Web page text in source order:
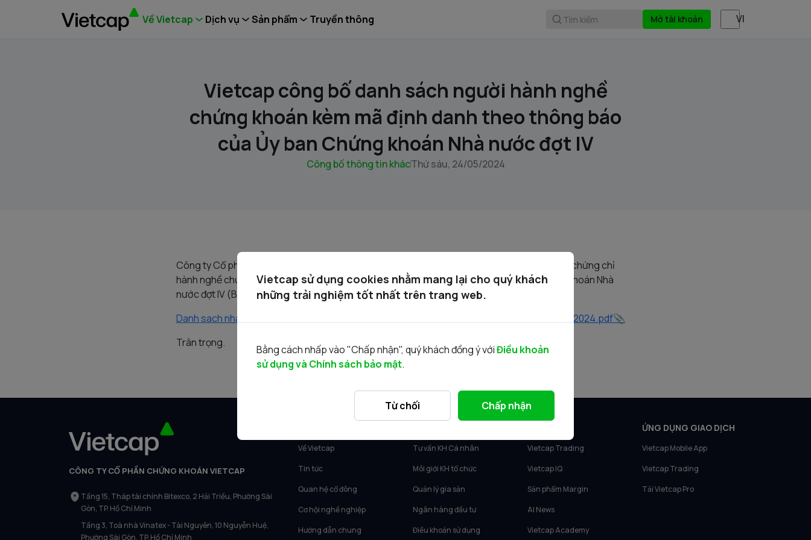
Về Vietcap Dịch vụ Sản phẩm Truyền thông Tìm kiếm Mở tài khoản
Vietcap công bố danh sách người hành nghề
chứng khoán kèm mã định danh theo thông báo
của Ủy ban Chứng khoán Nhà nước đợt IV
Công bố thông tin khácThứ sáu, 24/05/2024
Công ty Cổ phần Chứng khoán Vietcap (VCI) trân trọng thông báo danh sách nhân viên có chứng chỉ
hành nghề chứng khoán tại Vietcap kèm mã định danh theo Thông báo của Ủy ban Chứng khoán Nhà
nước đợt IV (Bao gồm cả đợt I, II và III).
Danh sach nhan vien co chung chi hanh nghe chung khoan kem ma dinh danh – Vietcap – 052024.pdf
Trân trọng.
CÔNG TY CỔ PHẦN CHỨNG KHOÁN VIETCAP
Tầng 15, Tháp tài chính Bitexco, 2 Hải Triều, Phường Sài
Gòn, TP. Hồ Chí Minh
Tầng 3, Toà nhà Vinatex - Tài Nguyên, 10 Nguyễn Huệ,
Phường Sài Gòn, TP. Hồ Chí Minh
Về Vietcap
Tin tức
Quan hệ cổ đông
Cơ hội nghề nghiệp
Hướng dẫn chung
Tư vấn KH Cá nhân
Môi giới KH tổ chức
Quản lý gia sản
Ngân hàng đầu tư
Điều khoản sử dụng
Vietcap Trading
Vietcap IQ
Sản phẩm Margin
AI News
Vietcap Academy
ỨNG DỤNG GIAO DỊCH
Vietcap Mobile App
Vietcap Trading
Tải Vietcap Pro
Vietcap sử dụng cookies nhằm mang lại cho quý khách
những trải nghiệm tốt nhất trên trang web.
Bằng cách nhấp vào "Chấp nhận", quý khách đồng ý vớiĐiều khoản
sử dụng và Chính sách bảo mật.
Từ chối Chấp nhận